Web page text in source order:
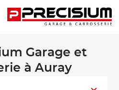
Garage et
à Auray